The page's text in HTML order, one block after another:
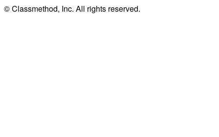
© Classmethod, Inc. All rights reserved.